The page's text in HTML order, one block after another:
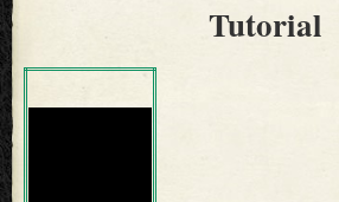
Tutorial